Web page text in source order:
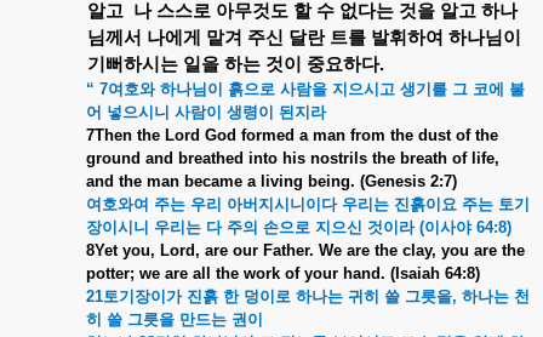
알고
나 스스로 아무것도 할 수 없다는 것을 알고 하나
님께서 나에게 맡겨 주신 달란 트를 발휘하여 하나님이
기뻐하시는 일을 하는 것이 중요하다.
“ 7여호와 하나님이 흙으로 사람을 지으시고 생기를 그 코에 불
어 넣으시니 사람이 생령이
된지라
7Then the Lord God formed a man from the dust of the
ground and breathed into his nostrils the breath of life,
and the man became a living being. (Genesis 2:7)
여호와여 주는 우리 아버지시니이다 우리는 진흙이요 주는 토기
장이시니 우리는 다 주의 손으로 지으신 것이라(이사야64:8)
8Yet you, Lord, are our Father. We are the clay, you are the
potter; we are all the work of your hand. (Isaiah 64:8)
21토기장이가 진흙 한 덩이로 하나는 귀히 쓸 그릇을,하나는 천
히 쓸 그릇을 만드는 권이